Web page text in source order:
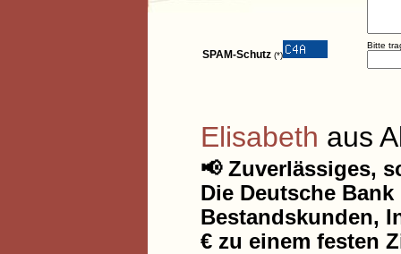
SPAM-Schutz (*)
Bitte
Elisabeth aus
📢 Zuverlässiges,
Die Deutsche
Bestandskunden,
€ zu einem festen